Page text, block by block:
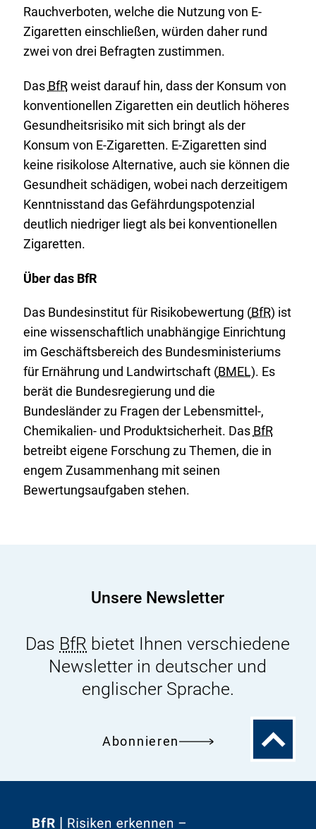
Rauchverboten, welche die Nutzung von E-
Zigaretten einschließen, würden daher rund
zwei von drei Befragten zustimmen.
Das BfRweist darauf hin, dass der Konsum von
konventionellen Zigaretten ein deutlich höheres
Gesundheitsrisiko mit sich bringt als der
Konsum von E-Zigaretten. E-Zigaretten sind
keine risikolose Alternative, auch sie können die
Gesundheit schädigen, wobei nach derzeitigem
Kenntnisstand das Gefährdungspotenzial
deutlich niedriger liegt als bei konventionellen
Zigaretten.
Über das BfR
Das Bundesinstitut für Risikobewertung (BfR) ist
eine wissenschaftlich unabhängige Einrichtung
im Geschäftsbereich des Bundesministeriums
für Ernährung und Landwirtschaft (BMEL). Es
berät die Bundesregierung und die
Bundesländer zu Fragen der Lebensmittel-,
Chemikalien- und Produktsicherheit. Das BfR
betreibt eigene Forschung zu Themen, die in
engem Zusammenhang mit seinen
Bewertungsaufgaben stehen.
Unsere Newsletter
Das BfR bietet Ihnen verschiedene
Newsletter in deutscher und
englischer Sprache.
Abonnieren
Zum